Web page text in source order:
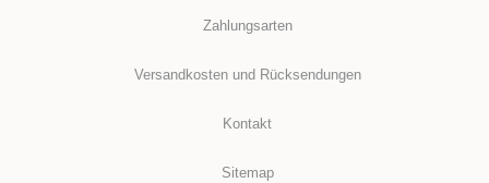
Zahlungsarten
Versandkosten und Rücksendungen
Kontakt
Sitemap